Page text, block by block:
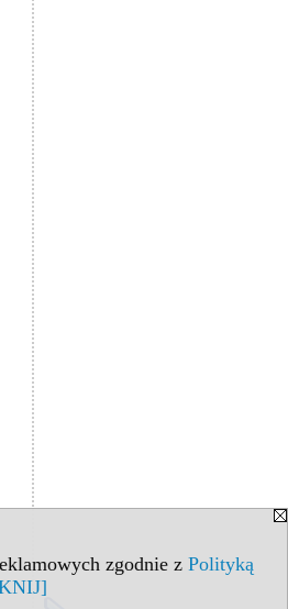
zgodnie z Polityką